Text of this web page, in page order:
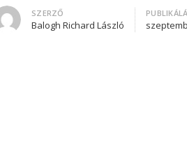
Author
SZERZŐ
Balogh Richard László